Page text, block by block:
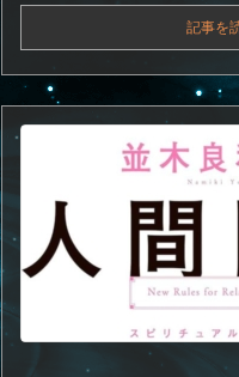
記事を